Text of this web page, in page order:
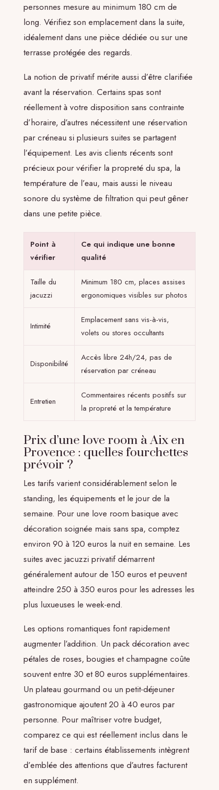
personnes mesure au minimum 180 cm de
long. Vérifiez son emplacement dans la suite,
idéalement dans une pièce dédiée ou sur une
terrasse protégée des regards.
La notion de privatif mérite aussi d’être clarifiée
avant la réservation. Certains spas sont
réellement à votre disposition sans contrainte
d’horaire, d’autres nécessitent une réservation
par créneau si plusieurs suites se partagent
l’équipement. Les avis clients récents sont
précieux pour vérifier la propreté du spa, la
température de l’eau, mais aussi le niveau
sonore du système de filtration qui peut gêner
dans une petite pièce.
Point à
vérifier
Ce qui indique une bonne
qualité
Taille du
jacuzzi
Minimum 180 cm, places assises
ergonomiques visibles sur photos
Intimité
Emplacement sans vis-à-vis,
volets ou stores occultants
Disponibilité
Accès libre 24h/24, pas de
réservation par créneau
Entretien
Commentaires récents positifs sur
la propreté et la température
Prix d’une love room à Aix en
Provence : quelles fourchettes
prévoir ?
Les tarifs varient considérablement selon le
standing, les équipements et le jour de la
semaine. Pour une love room basique avec
décoration soignée mais sans spa, comptez
environ 90 à 120 euros la nuit en semaine. Les
suites avec jacuzzi privatif démarrent
généralement autour de 150 euros et peuvent
atteindre 250 à 350 euros pour les adresses les
plus luxueuses le week-end.
Les options romantiques font rapidement
augmenter l’addition. Un pack décoration avec
pétales de roses, bougies et champagne coûte
souvent entre 30 et 80 euros supplémentaires.
Un plateau gourmand ou un petit-déjeuner
gastronomique ajoutent 20 à 40 euros par
personne. Pour maîtriser votre budget,
comparez ce qui est réellement inclus dans le
tarif de base : certains établissements intègrent
d’emblée des attentions que d’autres facturent
en supplément.